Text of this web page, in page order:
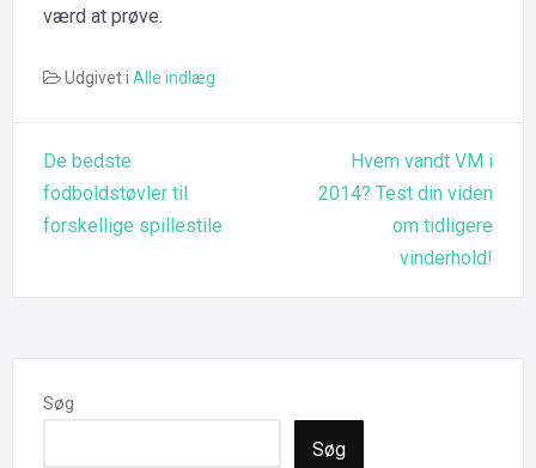
værd at prøve.
Udgivet i Alle indlæg
De bedste
fodboldstøvler til
forskellige spillestile
Hvem vandt VM i
2014? Test din viden
om tidligere
vinderhold!
Søg
Søg